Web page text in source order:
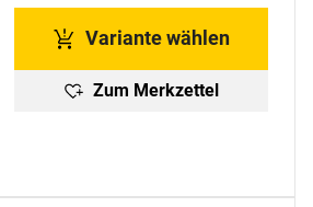
Variante wählen
Zum Merkzettel